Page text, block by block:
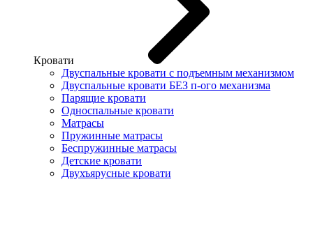
Кровати
Двуспальные кровати с подъемным механизмом
Двуспальные кровати БЕЗ п-ого механизма
Парящие кровати
Односпальные кровати
Матрасы
Пружинные матрасы
Беспружинные матрасы
Детские кровати
Двухъярусные кровати